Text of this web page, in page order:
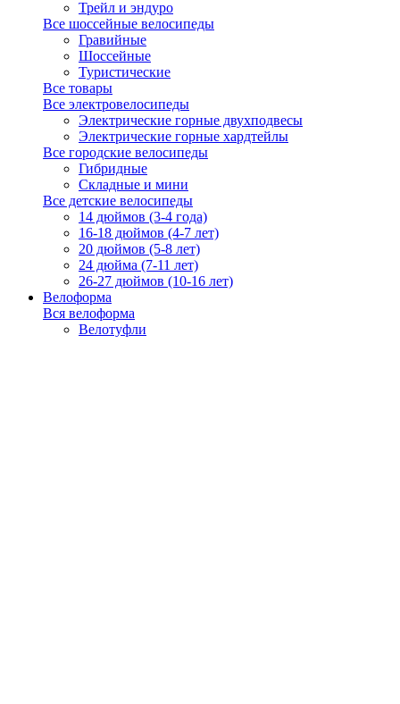
Трейл и эндуро
Все шоссейные велосипеды
Гравийные
Шоссейные
Туристические
Все товары
Все электровелосипеды
Электрические горные двухподвесы
Электрические горные хардтейлы
Все городские велосипеды
Гибридные
Складные и мини
Все детские велосипеды
14 дюймов (3-4 года)
16-18 дюймов (4-7 лет)
20 дюймов (5-8 лет)
24 дюйма (7-11 лет)
26-27 дюймов (10-16 лет)
Велоформа
Вся велоформа
Велотуфли